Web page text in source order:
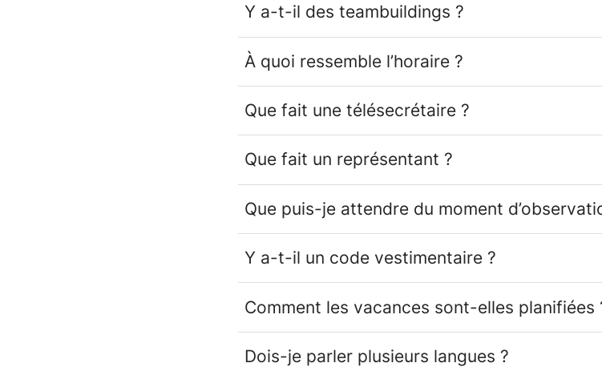
Y a-t-il des teambuildings ?
À quoi ressemble l’horaire ?
Que fait une télésecrétaire ?
Que fait un représentant ?
Que puis-je attendre du moment
Y a-t-il un code vestimentaire ?
Comment les vacances sont-elles planifiées
Dois-je parler plusieurs langues ?